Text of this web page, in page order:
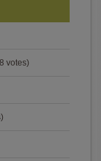
votes)